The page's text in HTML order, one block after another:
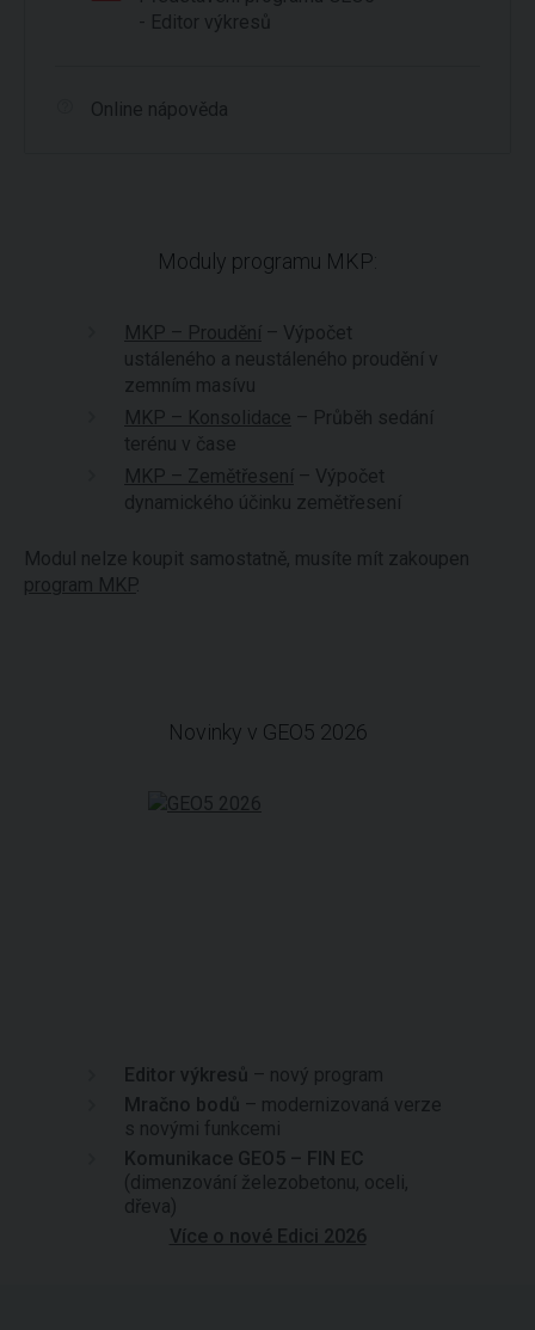
- Editor výkresů
Online nápověda
Moduly programu MKP:
MKP – Proudění – Výpočet
ustáleného a neustáleného proudění v
zemním masívu
MKP – Konsolidace – Průběh sedání
terénu v čase
MKP – Zemětřesení – Výpočet
dynamického účinku zemětřesení
Modul nelze koupit samostatně, musíte mít zakoupen
program MKP.
Novinky v GEO5 2026
Editor výkresů – nový program
Mračno bodů – modernizovaná verze
s novými funkcemi
Komunikace GEO5 – FIN EC
(dimenzování železobetonu, oceli,
dřeva)
Více o nové Edici 2026